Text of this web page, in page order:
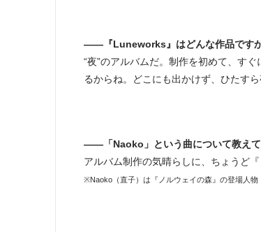
――『Luneworks』はどんな作品ですか
“夜”のアルバムだ。制作を初めて、す
るからね。どこにも出かけず、ひたす
―― 「Naoko」という曲について教え
アルバム制作の気晴らしに、ちょうど
※Naoko（直子）は『ノルウェイの森』の登場人物